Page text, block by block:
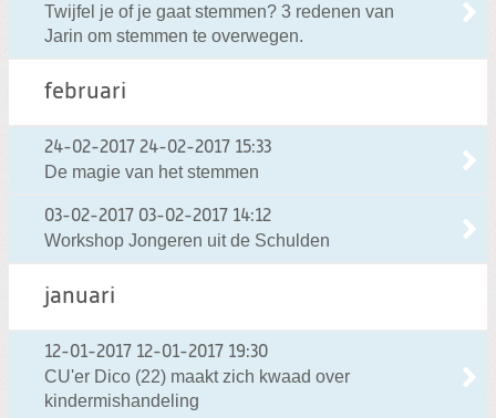
Twijfel je of je gaat stemmen? 3 redenen van
Jarin om stemmen te overwegen.
februari
24-02-2017 24-02-2017 15:33
De magie van het stemmen
03-02-2017 03-02-2017 14:12
Workshop Jongeren uit de Schulden
januari
12-01-2017 12-01-2017 19:30
CU'er Dico (22) maakt zich kwaad over
kindermishandeling